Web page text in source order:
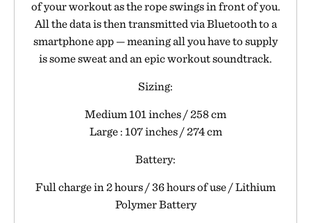
of your workout as the rope swings in front of you.
All the data is then transmitted via Bluetooth to a
smartphone app — meaning all you have to supply
is some sweat and an epic workout soundtrack.
Sizing:
Medium 101 inches / 258 cm
Large : 107 inches / 274 cm
Battery:
Full charge in 2 hours / 36 hours of use / Lithium
Polymer Battery